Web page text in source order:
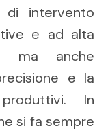
di intervento
e ad alta
ma anche
e la
In
si fa sempre